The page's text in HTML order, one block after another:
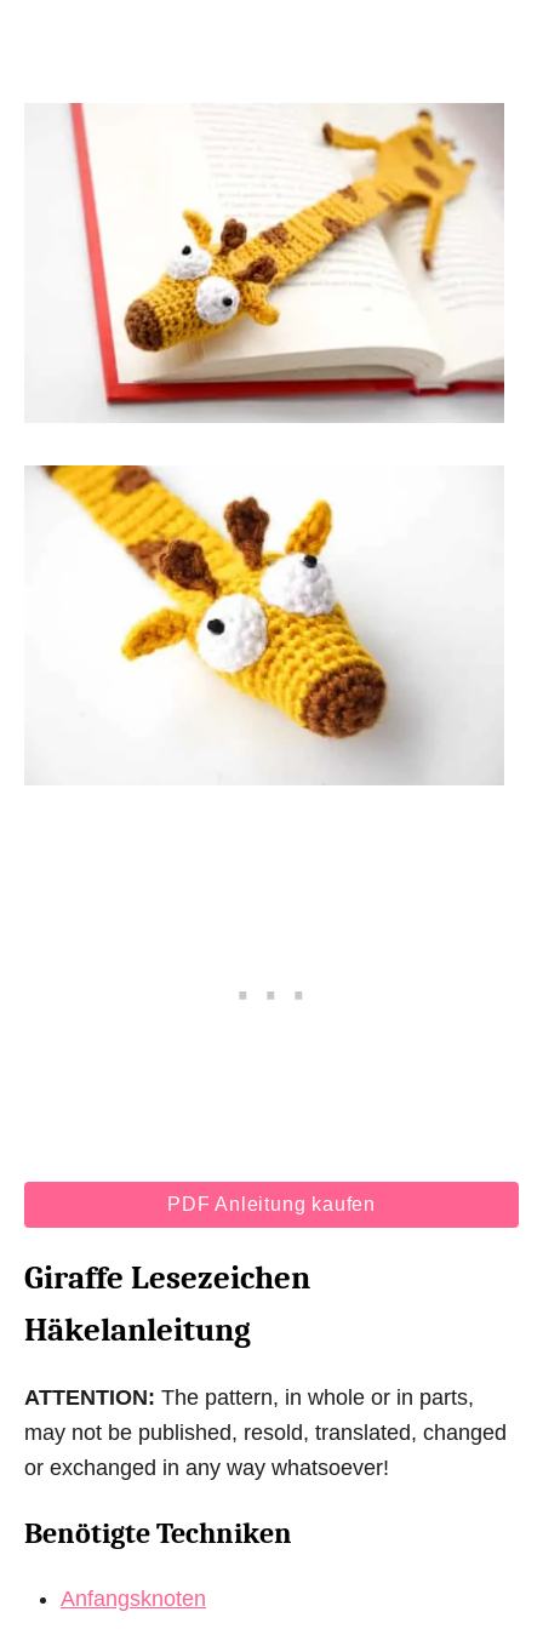
PDF Anleitung kaufen
Giraffe Lesezeichen
Häkelanleitung
ATTENTION: The pattern, in whole or in parts,
may not be published, resold, translated, changed
or exchanged in any way whatsoever!
Benötigte Techniken
Anfangsknoten